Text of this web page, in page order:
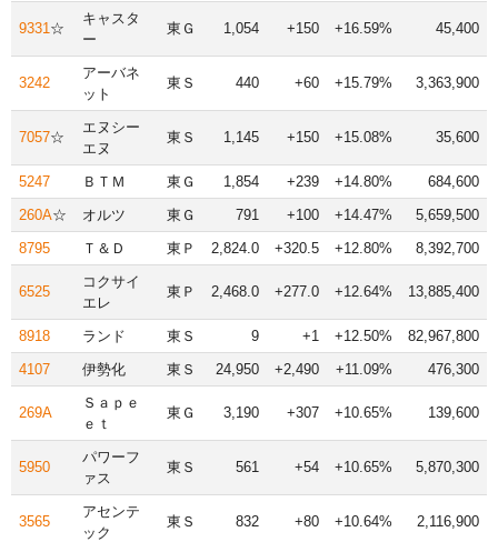
9331 ☆
キャスタ
ー
東Ｇ 1,054 +150 +16.59% 45,400
3242
アーバネ
ット
東Ｓ 440 +60 +15.79% 3,363,900
7057☆
エヌシー
エヌ
東Ｓ 1,145 +150 +15.08% 35,600
5247 ＢＴＭ 東Ｇ 1,854 +239 +14.80%
684,600
260A☆ オルツ 東Ｇ 791 +100 +14.47%
5,659,500
8795
Ｔ＆Ｄ 東Ｐ 2,824.0 +320.5 +12.80% 8,392,700
6525
コクサイ
エレ
東Ｐ 2,468.0 +277.0 +12.64% 13,885,400
8918 ランド 東Ｓ 9 +1 +12.50%
82,967,800
4107
伊勢化 東Ｓ 24,950 +2,490 +11.09% 476,300
269A
Ｓａｐｅ
ｅｔ
東Ｇ 3,190 +307 +10.65% 139,600
5950
パワーフ
ァス
東Ｓ 561 +54 +10.65% 5,870,300
3565
アセンテ
ック
東Ｓ 832 +80 +10.64% 2,116,900